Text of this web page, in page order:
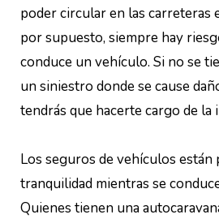
poder circular en las carreteras
por supuesto, siempre hay
conduce un vehículo. Si no se
un siniestro donde se cause
tendrás que hacerte cargo de la
Los seguros de vehículos están
tranquilidad mientras se
Quienes tienen una